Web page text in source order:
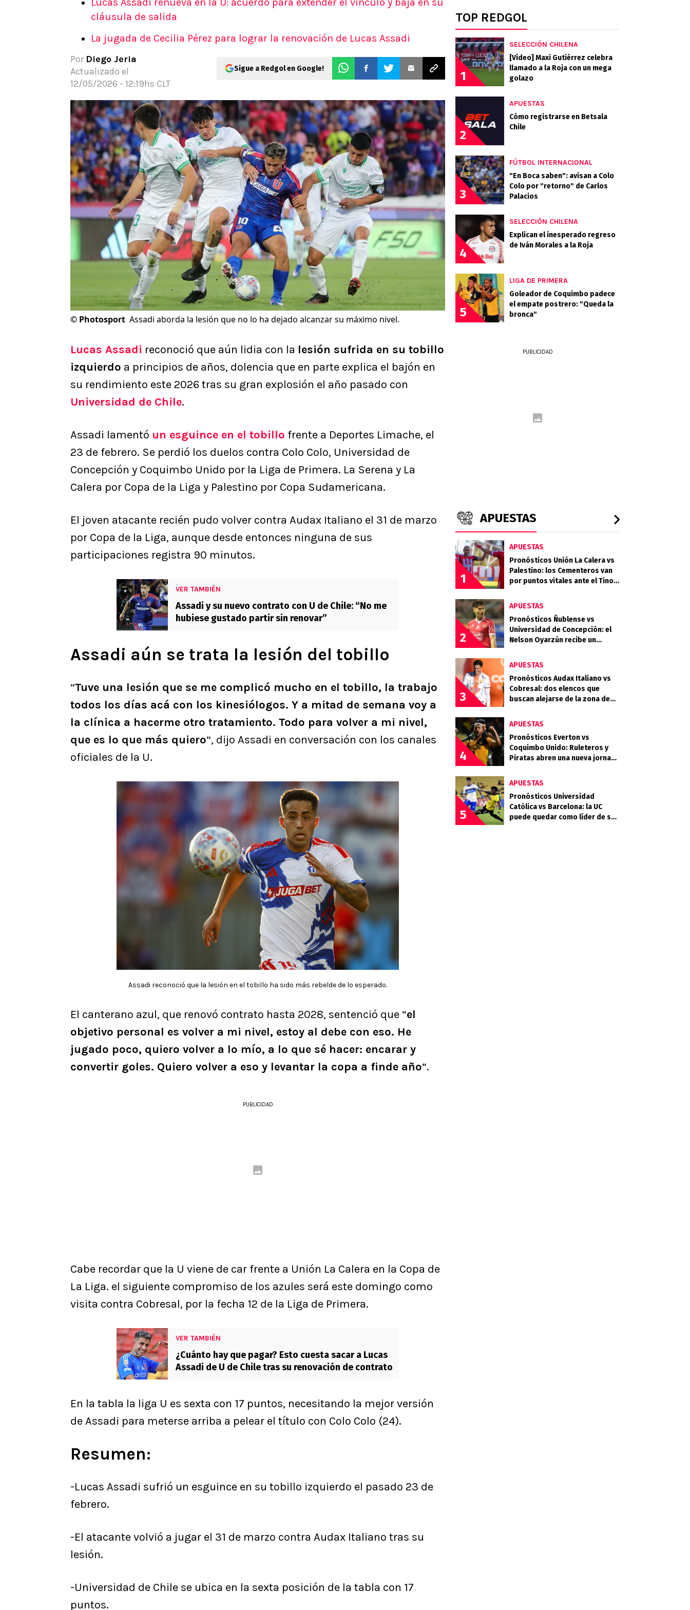
Pronósticos
Apuesta del día
cláusula de salida
La jugada de Cecilia Pérez para lograr la renovación de Lucas Assadi
Por Diego Jeria
Actualizado el
12/05/2026 - 12:19hs CLT
Sigue a Redgol en Google!
© Photosport Assadi aborda la lesión que no lo ha dejado alcanzar su máximo nivel.
Lucas Assadi reconoció que aún lidia con la lesión sufrida en su tobillo
izquierdo a principios de años, dolencia que en parte explica el bajón en
su rendimiento este 2026 tras su gran explosión el año pasado con
Universidad de Chile.
Assadi lamentó un esguince en el tobillo frente a Deportes Limache, el
23 de febrero. Se perdió los duelos contra Colo Colo, Universidad de
Concepción y Coquimbo Unido por la Liga de Primera. La Serena y La
Calera por Copa de la Liga y Palestino por Copa Sudamericana.
El joven atacante recién pudo volver contra Audax Italiano el 31 de marzo
por Copa de la Liga, aunque desde entonces ninguna de sus
participaciones registra 90 minutos.
VER TAMBIÉN
Assadi y su nuevo contrato con U de Chile: “No me
hubiese gustado partir sin renovar”
Assadi aún se trata la lesión del tobillo
“Tuve una lesión que se me complicó mucho en el tobillo, la trabajo
todos los días acá con los kinesiólogos. Y a mitad de semana voy a
la clínica a hacerme otro tratamiento. Todo para volver a mi nivel,
que es lo que más quiero“, dijo Assadi en conversación con los canales
oficiales de la U.
Assadi reconoció que la lesión en el tobillo ha sido más rebelde de lo esperado.
El canterano azul, que renovó contrato hasta 2028, sentenció que “el
objetivo personal es volver a mi nivel, estoy al debe con eso. He
jugado poco, quiero volver a lo mío, a lo que sé hacer: encarar y
convertir goles. Quiero volver a eso y levantar la copa a finde año“.
PUBLICIDAD
Cabe recordar que la U viene de car frente a Unión La Calera en la Copa de
La Liga. el siguiente compromiso de los azules será este domingo como
visita contra Cobresal, por la fecha 12 de la Liga de Primera.
VER TAMBIÉN
¿Cuánto hay que pagar? Esto cuesta sacar a Lucas
Assadi de U de Chile tras su renovación de contrato
En la tabla la liga U es sexta con 17 puntos, necesitando la mejor versión
de Assadi para meterse arriba a pelear el título con Colo Colo (24).
Resumen:
-Lucas Assadi sufrió un esguince en su tobillo izquierdo el pasado 23 de
febrero.
-El atacante volvió a jugar el 31 de marzo contra Audax Italiano tras su
lesión.
-Universidad de Chile se ubica en la sexta posición de la tabla con 17
puntos.
TOP REDGOL
1
SELECCIÓN CHILENA
[Video] Maxi Gutiérrez celebra
llamado a la Roja con un mega
golazo
2
APUESTAS
Cómo registrarse en Betsala
Chile
3
FÚTBOL INTERNACIONAL
"En Boca saben": avisan a Colo
Colo por "retorno" de Carlos
Palacios
4
SELECCIÓN CHILENA
Explican el inesperado regreso
de Iván Morales a la Roja
5
LIGA DE PRIMERA
Goleador de Coquimbo padece
el empate postrero: "Queda la
bronca"
PUBLICIDAD
APUESTAS
1
APUESTAS
Pronósticos Unión La Calera vs
Palestino: los Cementeros van
por puntos vitales ante el Tino
2
APUESTAS
Pronósticos Ñublense vs
Universidad de Concepción: el
Nelson Oyarzún recibe un
3
APUESTAS
Pronósticos Audax Italiano vs
Cobresal: dos elencos que
buscan alejarse de la zona de
4
APUESTAS
Pronósticos Everton vs
Coquimbo Unido: Ruleteros y
Piratas abren una nueva jornada
5
APUESTAS
Pronósticos Universidad
Católica vs Barcelona: la UC
puede quedar como líder de su